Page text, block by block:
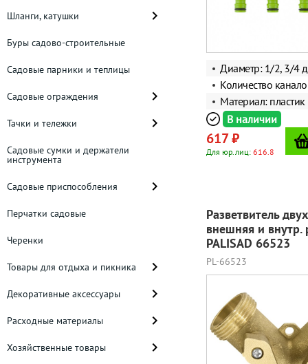
Шланги, катушки
Буры садово-строительные
Садовые парники и теплицы
Садовые ограждения
Тачки и тележки
Садовые сумки и держатели
инструмента
Садовые приспособления
Перчатки садовые
Черенки
Товары для отдыха и пикника
Декоративные аксессуары
Расходные материалы
Хозяйственные товары
Диаметр: 1/2, 3/4
Количество
Материал: пластик
В наличии
617 ₽
Для юр.лиц: 616.8
Разветвитель
внешняя и внутр.
PALISAD 66523
PL-66523